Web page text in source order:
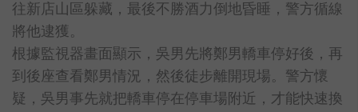
往新店山區躲藏，最後不勝酒力倒地昏睡，警方循線
將他逮獲。
根據監視器畫面顯示，吳男先將鄭男轎車停好後，再
到後座查看鄭男情況，然後徒步離開現場。警方懷
疑，吳男事先就把轎車停在停車場附近，才能快速換